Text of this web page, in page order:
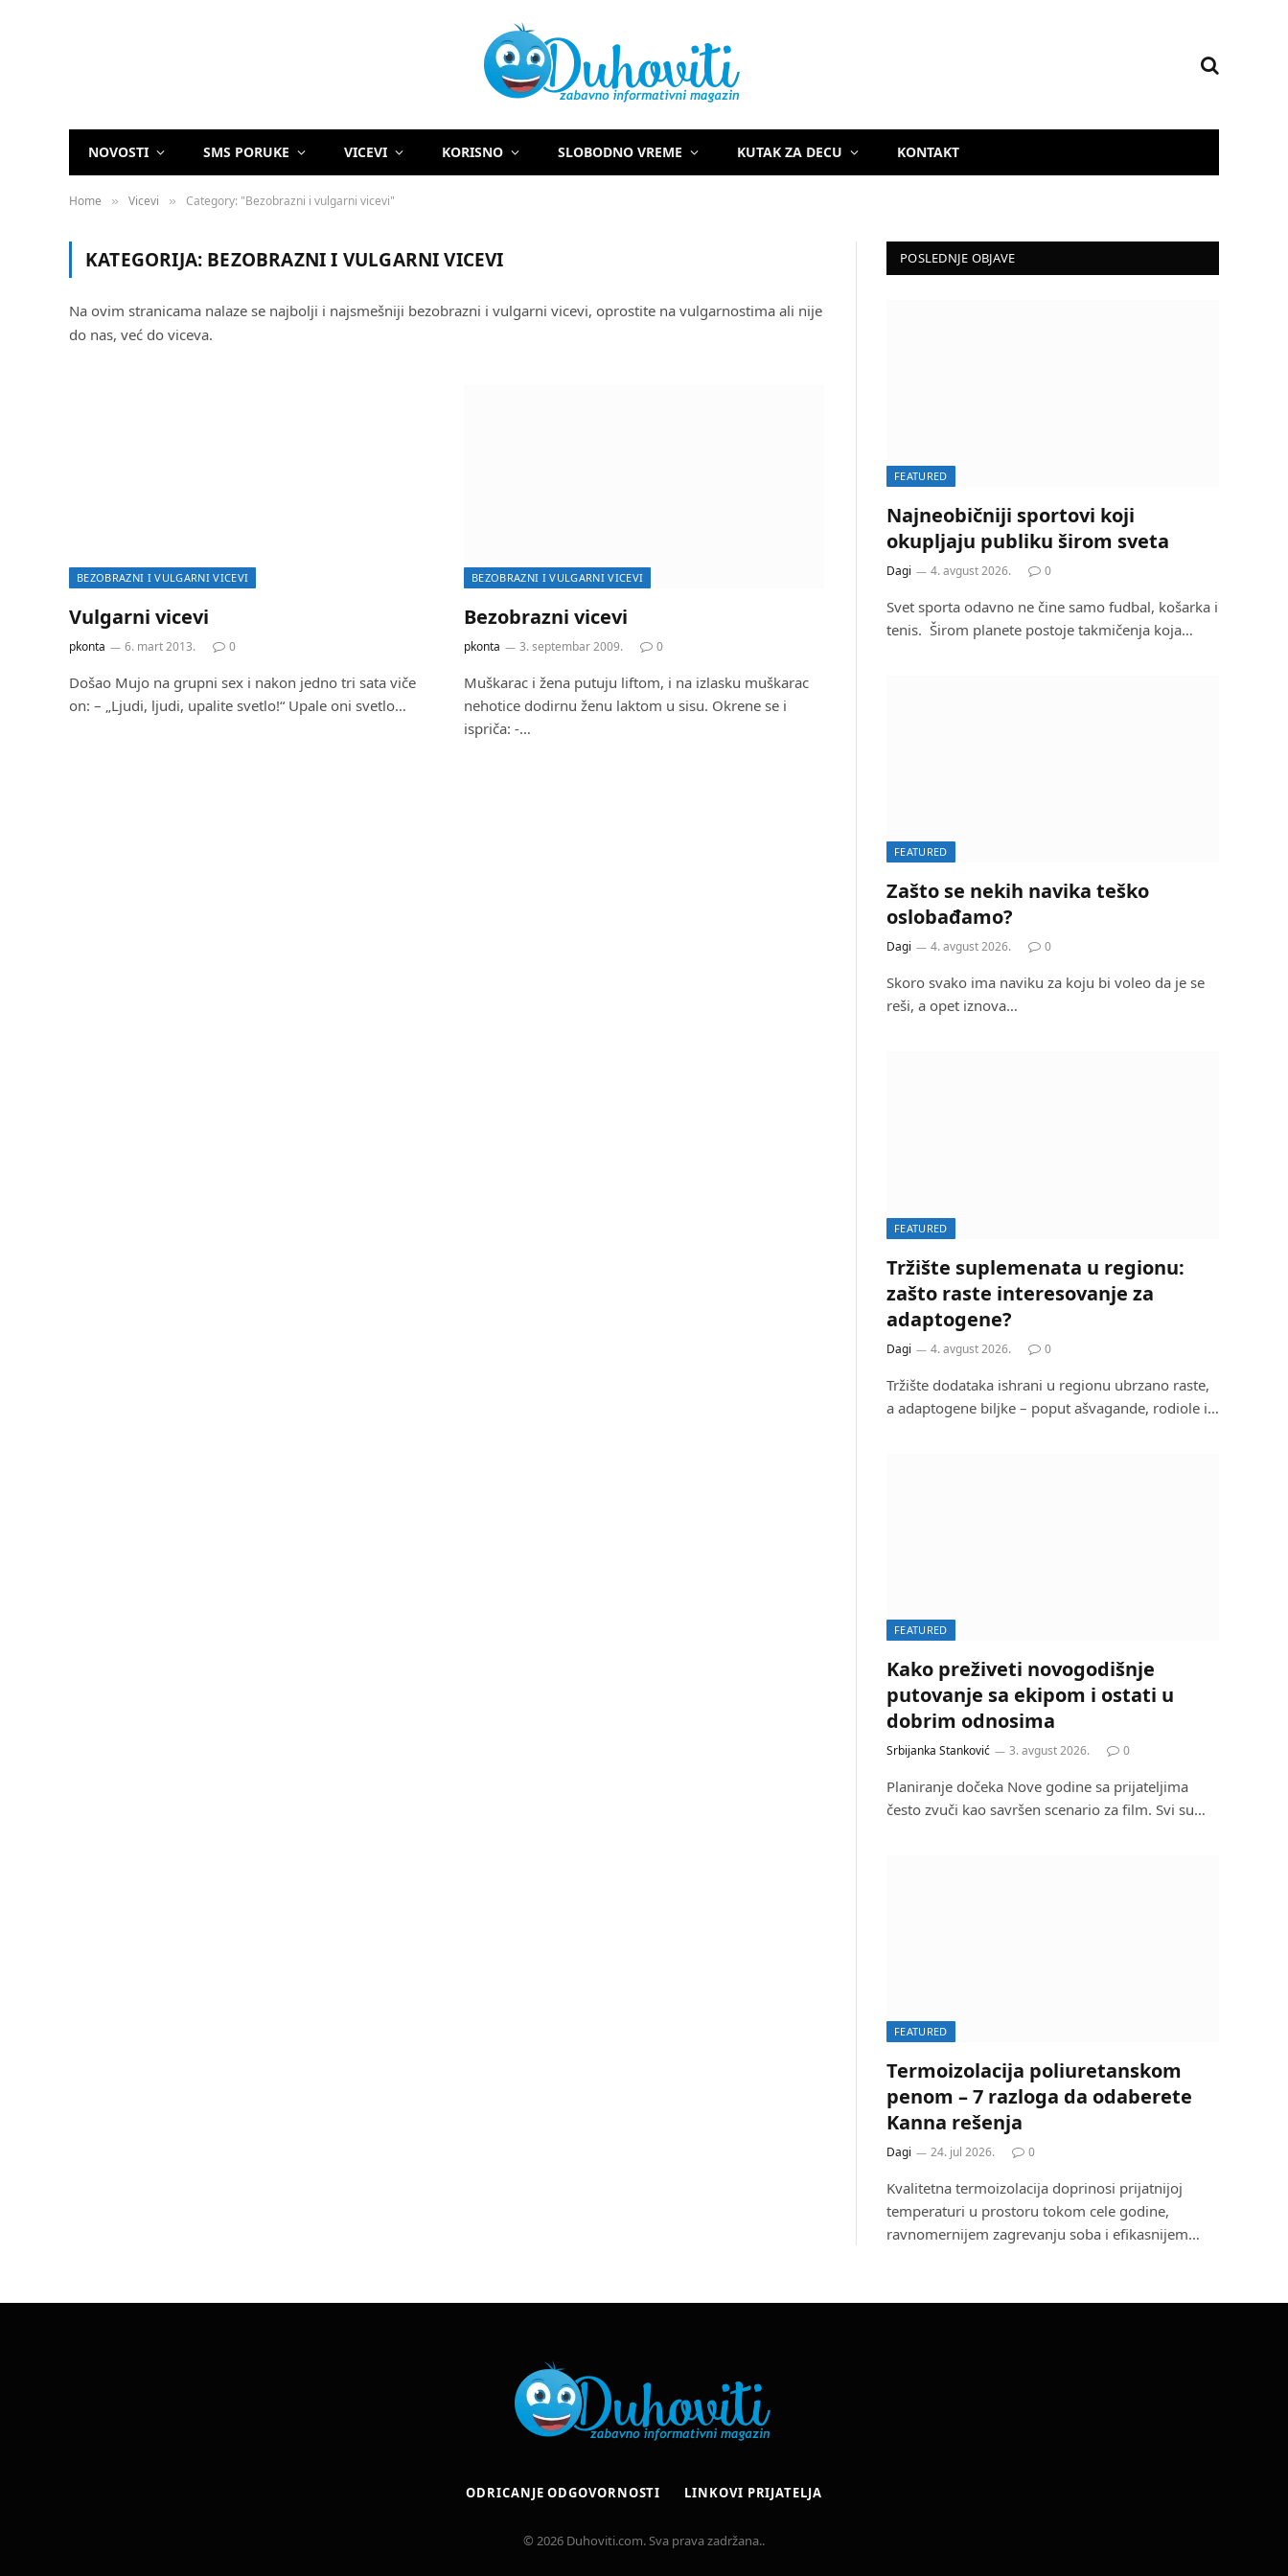
NOVOSTI SMS PORUKE VICEVI KORISNO SLOBODNO VREME KUTAK ZA DECU KONTAKT
Home » Vicevi » Category: "Bezobrazni i vulgarni vicevi"
KATEGORIJA: BEZOBRAZNI I VULGARNI VICEVI
Na ovim stranicama nalaze se najbolji i najsmešniji bezobrazni i vulgarni vicevi, oprostite na vulgarnostima ali nije
do nas, već do viceva.
BEZOBRAZNI I VULGARNI VICEVI
Vulgarni vicevi
pkonta 6. mart 2013. 0
Došao Mujo na grupni sex i nakon jedno tri sata viče
on: – „Ljudi, ljudi, upalite svetlo!“ Upale oni svetlo…
BEZOBRAZNI I VULGARNI VICEVI
Bezobrazni vicevi
pkonta 3. septembar 2009. 0
Muškarac i žena putuju liftom, i na izlasku muškarac
nehotice dodirnu ženu laktom u sisu. Okrene se i
ispriča: -…
POSLEDNJE OBJAVE
FEATURED
Najneobičniji sportovi koji
okupljaju publiku širom sveta
Dagi 4. avgust 2026. 0
Svet sporta odavno ne čine samo fudbal, košarka i
tenis. Širom planete postoje takmičenja koja…
FEATURED
Zašto se nekih navika teško
oslobađamo?
Dagi 4. avgust 2026. 0
Skoro svako ima naviku za koju bi voleo da je se
reši, a opet iznova…
FEATURED
Tržište suplemenata u regionu:
zašto raste interesovanje za
adaptogene?
Dagi 4. avgust 2026. 0
Tržište dodataka ishrani u regionu ubrzano raste,
a adaptogene biljke – poput ašvagande, rodiole i…
FEATURED
Kako preživeti novogodišnje
putovanje sa ekipom i ostati u
dobrim odnosima
Srbijanka Stanković 3. avgust 2026. 0
Planiranje dočeka Nove godine sa prijateljima
često zvuči kao savršen scenario za film. Svi su…
FEATURED
Termoizolacija poliuretanskom
penom – 7 razloga da odaberete
Kanna rešenja
Dagi 24. jul 2026. 0
Kvalitetna termoizolacija doprinosi prijatnijoj
temperaturi u prostoru tokom cele godine,
ravnomernijem zagrevanju soba i efikasnijem…
ODRICANJE ODGOVORNOSTI LINKOVI PRIJATELJA
© 2026 Duhoviti.com. Sva prava zadržana..